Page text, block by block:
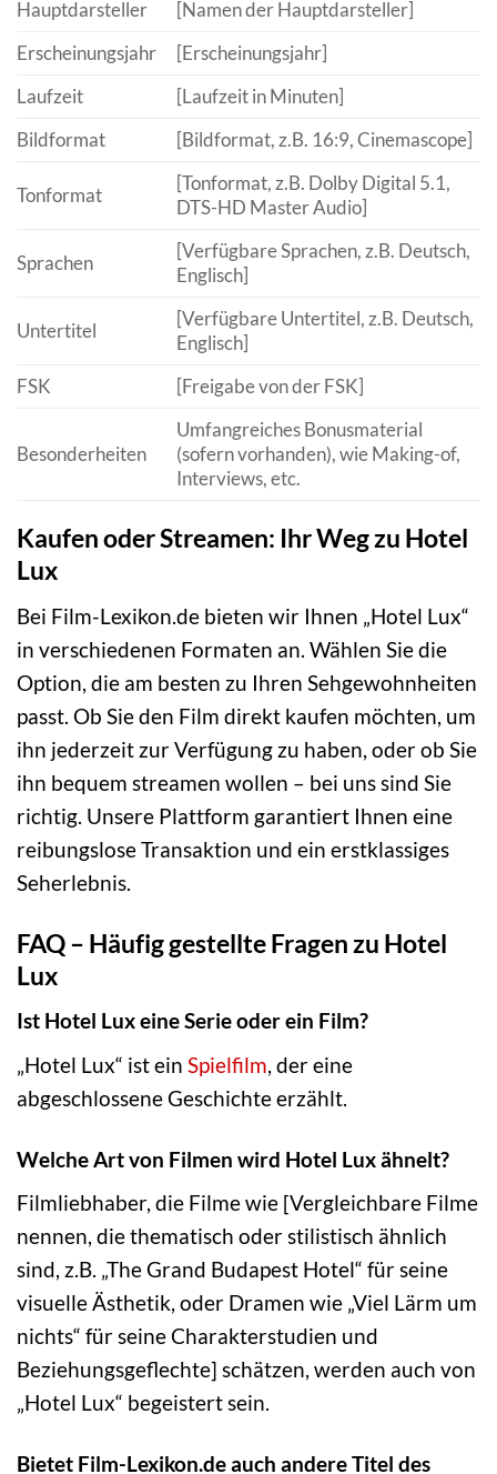
Hauptdarsteller
[Namen der Hauptdarsteller]
Erscheinungsjahr
[Erscheinungsjahr]
Laufzeit
[Laufzeit in Minuten]
Bildformat
[Bildformat, z.B. 16:9, Cinemascope]
Tonformat
[Tonformat, z.B. Dolby Digital 5.1,
DTS-HD Master Audio]
Sprachen
[Verfügbare Sprachen, z.B. Deutsch,
Englisch]
Untertitel
[Verfügbare Untertitel, z.B. Deutsch,
Englisch]
FSK
[Freigabe von der FSK]
Besonderheiten
Umfangreiches Bonusmaterial
(sofern vorhanden), wie Making-of,
Interviews, etc.
Kaufen oder Streamen: Ihr Weg zu Hotel
Lux
Bei Film-Lexikon.de bieten wir Ihnen „Hotel Lux“
in verschiedenen Formaten an. Wählen Sie die
Option, die am besten zu Ihren Sehgewohnheiten
passt. Ob Sie den Film direkt kaufen möchten, um
ihn jederzeit zur Verfügung zu haben, oder ob Sie
ihn bequem streamen wollen – bei uns sind Sie
richtig. Unsere Plattform garantiert Ihnen eine
reibungslose Transaktion und ein erstklassiges
Seherlebnis.
FAQ – Häufig gestellte Fragen zu Hotel
Lux
Ist Hotel Lux eine Serie oder ein Film?
„Hotel Lux“ ist ein Spielfilm, der eine
abgeschlossene Geschichte erzählt.
Welche Art von Filmen wird Hotel Lux ähnelt?
Filmliebhaber, die Filme wie [Vergleichbare Filme
nennen, die thematisch oder stilistisch ähnlich
sind, z.B. „The Grand Budapest Hotel“ für seine
visuelle Ästhetik, oder Dramen wie „Viel Lärm um
nichts“ für seine Charakterstudien und
Beziehungsgeflechte] schätzen, werden auch von
„Hotel Lux“ begeistert sein.
Bietet Film-Lexikon.de auch andere Titel des